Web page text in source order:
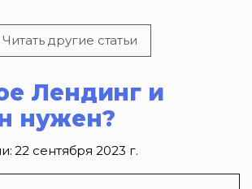
Читать другие статьи
Лендинг и
нужен?
22 сентября 2023 г.